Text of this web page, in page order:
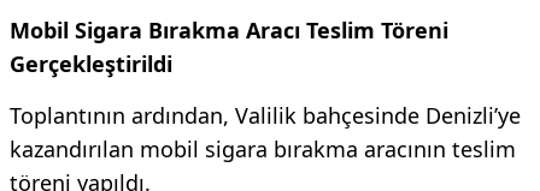
Mobil Sigara Bırakma Aracı Teslim Töreni
Gerçekleştirildi
Toplantının ardından, Valilik bahçesinde Denizli’ye
kazandırılan mobil sigara bırakma aracının teslim
töreni yapıldı.